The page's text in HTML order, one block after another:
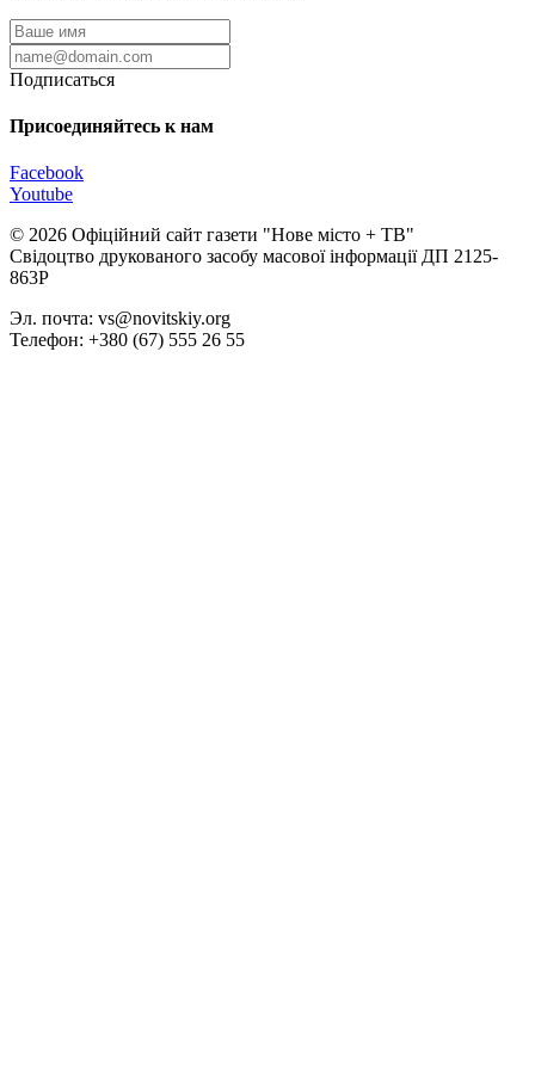
Подписаться
Присоединяйтесь к нам
Facebook
Youtube
© 2026 Офіційний сайт газети "Нове мiсто + ТВ"
Свідоцтво друкованого засобу масової інформації ДП 2125-
863Р
Эл. почта: vs@novitskiy.org
Телефон: +380 (67) 555 26 55